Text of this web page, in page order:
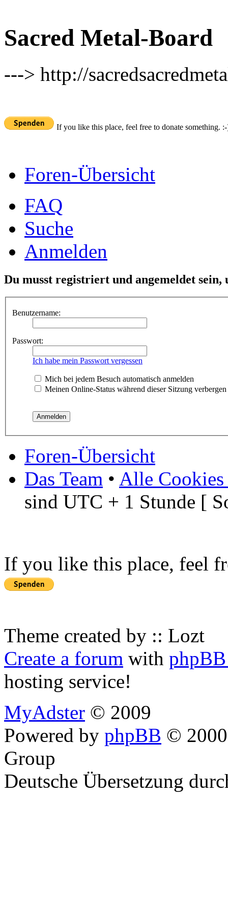
Sacred Metal-Board
---> http://
If you like this place, feel free to donate something.
Foren-Übersicht
FAQ
Suche
Anmelden
Du musst registriert und angemeldet sein,
Benutzername:
Passwort:
Ich habe mein Passwort vergessen
Mich bei jedem Besuch automatisch anmelden
Meinen Online-Status während dieser Sitzung verbergen
Foren-Übersicht
Das Team • Alle Cookies
sind UTC + 1 Stunde [
If you like this place, feel
Theme created by :: Lozt
Create a forum with
hosting service!
MyAdster © 2009
Powered by phpBB ©
Group
Deutsche Übersetzung